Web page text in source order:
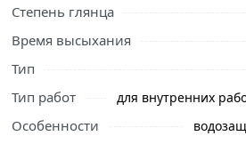
Степень глянца
Время высыхания
Тип
Тип работ для внутренних
Особенности